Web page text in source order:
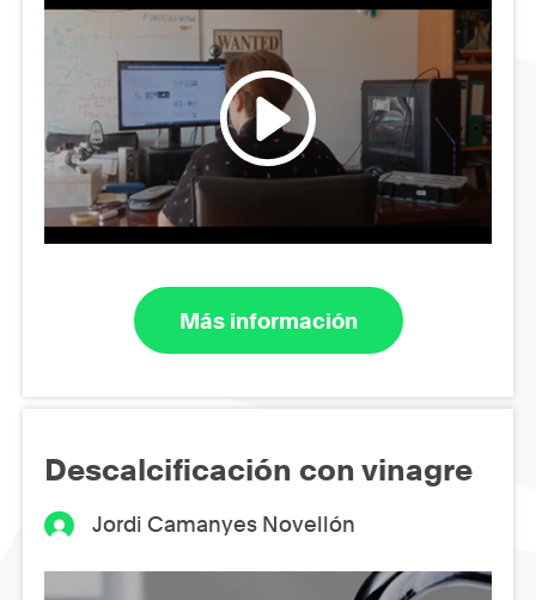
Más información
Descalcificación con vinagre
Jordi Camanyes Novellón